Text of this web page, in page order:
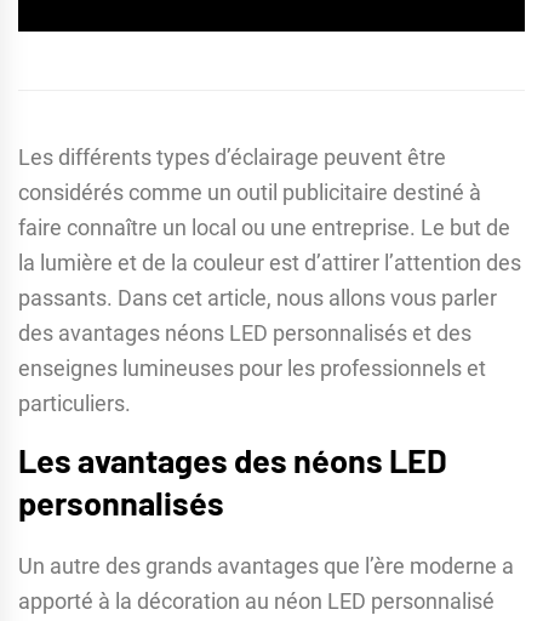
Les différents types d’éclairage peuvent être
considérés comme un outil publicitaire destiné à
faire connaître un local ou une entreprise. Le but de
la lumière et de la couleur est d’attirer l’attention des
passants. Dans cet article, nous allons vous parler
des avantages néons LED personnalisés et des
enseignes lumineuses pour les professionnels et
particuliers.
Les avantages des néons LED
personnalisés
Un autre des grands avantages que l’ère moderne a
apporté à la décoration au néon LED personnalisé